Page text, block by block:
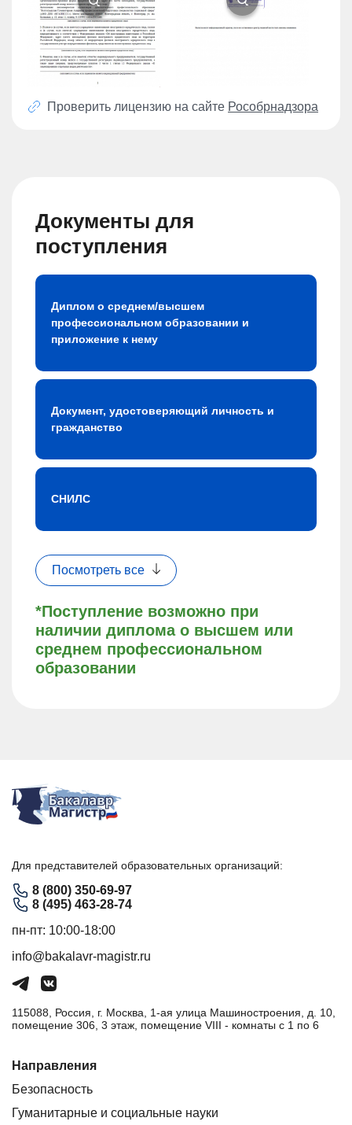
Проверить лицензию на сайте Рособрнадзора
Документы для
поступления
*Поступление возможно при
наличии диплома о высшем или
среднем профессиональном
образовании
Диплом о среднем/высшем
профессиональном образовании и
приложение к нему
Документ, удостоверяющий личность и
гражданство
СНИЛС
Посмотреть все
Для представителей образовательных организаций:
8 (800) 350-69-97
8 (495) 463-28-74
пн-пт: 10:00-18:00
info@bakalavr-magistr.ru
115088, Россия, г. Москва, 1-ая улица Машиностроения, д. 10,
помещение 306, 3 этаж, помещение VIII - комнаты с 1 по 6
Направления
Безопасность
Гуманитарные и социальные науки